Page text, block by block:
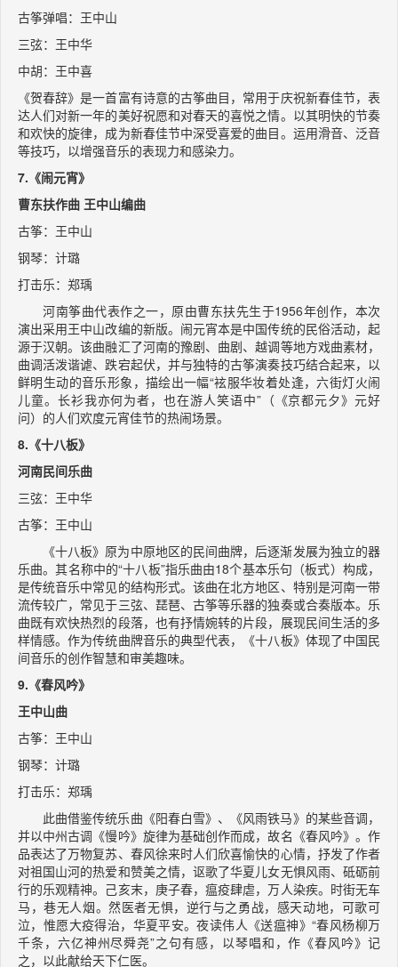
古筝弹唱：王中山
三弦：王中华
中胡：王中喜
《贺春辞》是一首富有诗意的古筝曲目，常用于庆祝新春佳节，表
达人们对新一年的美好祝愿和对春天的喜悦之情。以其明快的节奏
和欢快的旋律，成为新春佳节中深受喜爱的曲目。运用滑音、泛音
等技巧，以增强音乐的表现力和感染力。
7.《闹元宵》
曹东扶作曲 王中山编曲
古筝：王中山
钢琴：计璐
打击乐：郑瑀
河南筝曲代表作之一，原由曹东扶先生于1956年创作，本次
演出采用王中山改编的新版。闹元宵本是中国传统的民俗活动，起
源于汉朝。该曲融汇了河南的豫剧、曲剧、越调等地方戏曲素材，
曲调活泼谐谑、跌宕起伏，并与独特的古筝演奏技巧结合起来，以
鲜明生动的音乐形象，描绘出一幅“袨服华妆着处逢，六街灯火闹
儿童。长衫我亦何为者，也在游人笑语中”（《京都元夕》元好
问）的人们欢度元宵佳节的热闹场景。
8.《十八板》
河南民间乐曲
三弦：王中华
古筝：王中山
《十八板》原为中原地区的民间曲牌，后逐渐发展为独立的器
乐曲。其名称中的“十八板”指乐曲由18个基本乐句（板式）构成，
是传统音乐中常见的结构形式。该曲在北方地区、特别是河南一带
流传较广，常见于三弦、琵琶、古筝等乐器的独奏或合奏版本。乐
曲既有欢快热烈的段落，也有抒情婉转的片段，展现民间生活的多
样情感。作为传统曲牌音乐的典型代表，《十八板》体现了中国民
间音乐的创作智慧和审美趣味。
9.《春风吟》
王中山曲
古筝：王中山
钢琴：计璐
打击乐：郑瑀
此曲借鉴传统乐曲《阳春白雪》、《风雨铁马》的某些音调，
并以中州古调《慢吟》旋律为基础创作而成，故名《春风吟》。作
品表达了万物复苏、春风徐来时人们欣喜愉快的心情，抒发了作者
对祖国山河的热爱和赞美之情，讴歌了华夏儿女无惧风雨、砥砺前
行的乐观精神。己亥末，庚子春，瘟疫肆虐，万人染疾。时街无车
马，巷无人烟。然医者无惧，逆行与之勇战，感天动地，可歌可
泣，惟愿大疫得治，华夏平安。夜读伟人《送瘟神》“春风杨柳万
千条，六亿神州尽舜尧”之句有感，以琴唱和，作《春风吟》记
之，以此献给天下仁医。